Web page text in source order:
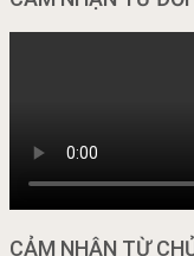
CẢM NHẬN TỪ